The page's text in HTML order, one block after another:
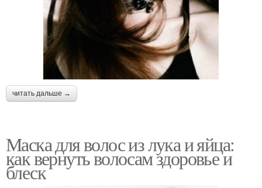
читать дальше →
Маска для волос из лука и яйца:
как вернуть волосам здоровье и
блеск